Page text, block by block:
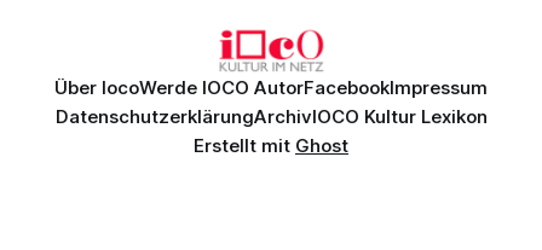
Über IocoWerde IOCO AutorFacebookImpressum
DatenschutzerklärungArchivIOCO Kultur Lexikon
Erstellt mit Ghost